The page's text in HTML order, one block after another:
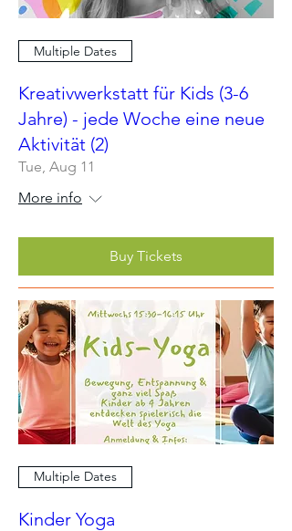
Multiple Dates
Kreativwerkstatt für Kids (3-6
Jahre) - jede Woche eine neue
Aktivität (2)
Tue, Aug 11
More info
Buy Tickets
Multiple Dates
Kinder Yoga